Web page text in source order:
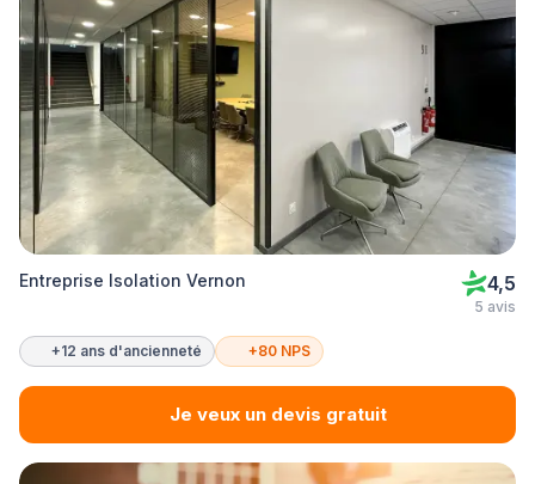
Entreprise Isolation Vernon 4,5
5 avis
+12 ans d'ancienneté +80 NPS
Je veux un devis gratuit